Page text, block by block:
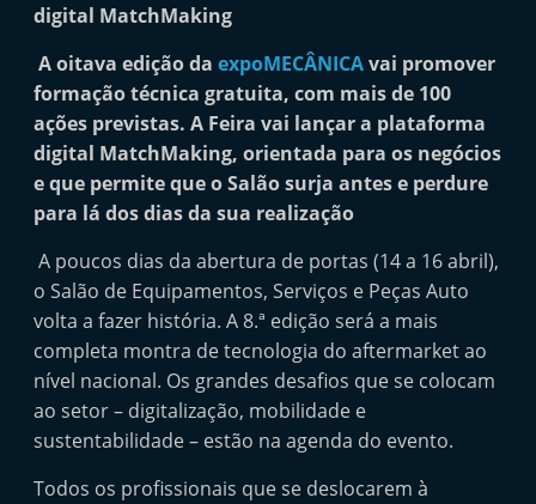
a
l
i
n
d
e
p
e
n
d
e
n
t
e
d
A oitava edição daexpoMECÂNICAvai promover
formação técnica gratuita, com mais de 100
ações previstas. A Feira vai lançar a plataforma
digital MatchMaking, orientada para os negócios
e que permite que o Salão surja antes e perdure
para lá dos dias da sua realização
A poucos dias da abertura de portas (14 a 16 abril),
o Salão de Equipamentos, Serviços e Peças Auto
volta a fazer história. A 8.ª edição será a mais
completa montra de tecnologia do aftermarket ao
nível nacional. Os grandes desafios que se colocam
ao setor – digitalização, mobilidade e
sustentabilidade – estão na agenda do evento.
Todos os profissionais que se deslocarem à